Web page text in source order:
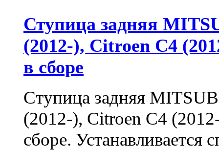
Ступица задняя
(2012-), Citroen C4
в сборе
Ступица задняя
(2012-), Citroen C4
сборе. Устанавливается